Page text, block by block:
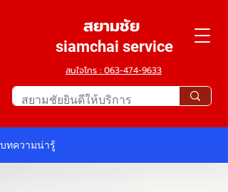
สยามชัย
siamchai service
สนใจโทร : 063-474-9633
บทความน่ารู้